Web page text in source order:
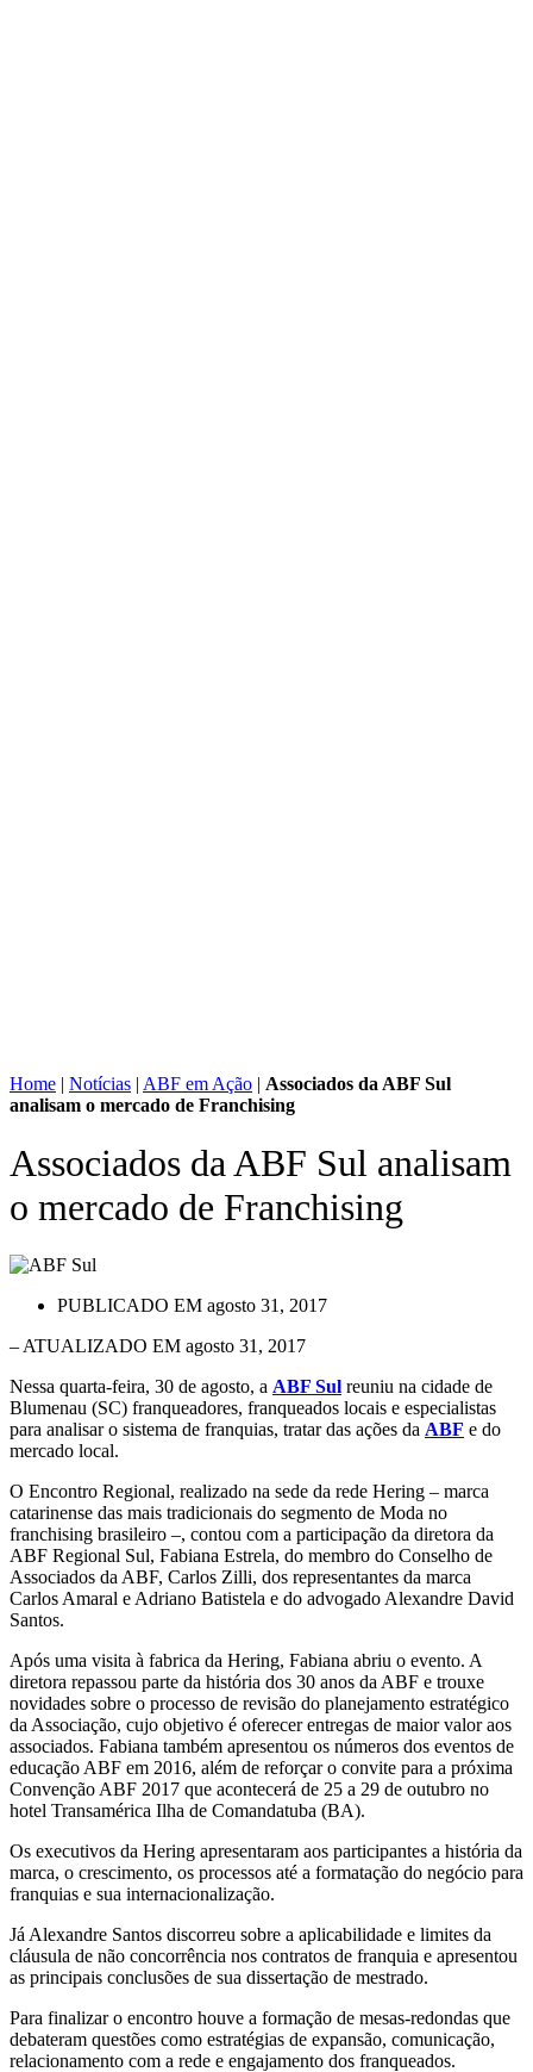
Home | Notícias | ABF em Ação | Associados da ABF Sul
analisam o mercado de Franchising
Associados da ABF Sul analisam
o mercado de Franchising
PUBLICADO EM agosto 31, 2017
– ATUALIZADO EM agosto 31, 2017
Nessa quarta-feira, 30 de agosto, a ABF Sul reuniu na cidade de
Blumenau (SC) franqueadores, franqueados locais e especialistas
para analisar o sistema de franquias, tratar das ações da ABF e do
mercado local.
O Encontro Regional, realizado na sede da rede Hering – marca
catarinense das mais tradicionais do segmento de Moda no
franchising brasileiro –, contou com a participação da diretora da
ABF Regional Sul, Fabiana Estrela, do membro do Conselho de
Associados da ABF, Carlos Zilli, dos representantes da marca
Carlos Amaral e Adriano Batistela e do advogado Alexandre David
Santos.
Após uma visita à fabrica da Hering, Fabiana abriu o evento. A
diretora repassou parte da história dos 30 anos da ABF e trouxe
novidades sobre o processo de revisão do planejamento estratégico
da Associação, cujo objetivo é oferecer entregas de maior valor aos
associados. Fabiana também apresentou os números dos eventos de
educação ABF em 2016, além de reforçar o convite para a próxima
Convenção ABF 2017 que acontecerá de 25 a 29 de outubro no
hotel Transamérica Ilha de Comandatuba (BA).
Os executivos da Hering apresentaram aos participantes a história da
marca, o crescimento, os processos até a formatação do negócio para
franquias e sua internacionalização.
Já Alexandre Santos discorreu sobre a aplicabilidade e limites da
cláusula de não concorrência nos contratos de franquia e apresentou
as principais conclusões de sua dissertação de mestrado.
Para finalizar o encontro houve a formação de mesas-redondas que
debateram questões como estratégias de expansão, comunicação,
relacionamento com a rede e engajamento dos franqueados.